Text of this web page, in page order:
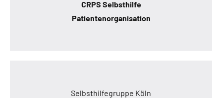
CRPS Selbsthilfe
Patientenorganisation
Selbsthilfegruppe Köln